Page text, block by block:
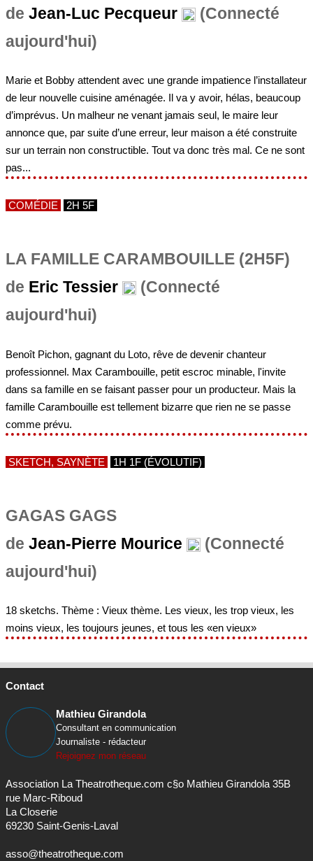
de Jean-Luc Pecqueur
(Connecté
aujourd'hui)
Marie et Bobby attendent avec une grande impatience l’installateur
de leur nouvelle cuisine aménagée. Il va y avoir, hélas, beaucoup
d’imprévus. Un malheur ne venant jamais seul, le maire leur
annonce que, par suite d’une erreur, leur maison a été construite
sur un terrain non constructible. Tout va donc très mal. Ce ne sont
pas...
COMÉDIE 2H 5F
LA FAMILLE CARAMBOUILLE (2H5F)
de Eric Tessier
(Connecté
aujourd'hui)
Benoît Pichon, gagnant du Loto, rêve de devenir chanteur
professionnel. Max Carambouille, petit escroc minable, l'invite
dans sa famille en se faisant passer pour un producteur. Mais la
famille Carambouille est tellement bizarre que rien ne se passe
comme prévu.
SKETCH, SAYNÈTE 1H 1F (ÉVOLUTIF)
GAGAS GAGS
de Jean-Pierre Mourice
(Connecté
aujourd'hui)
18 sketchs. Thème : Vieux thème. Les vieux, les trop vieux, les
moins vieux, les toujours jeunes, et tous les «en vieux»
Contact
Mathieu Girandola
Consultant en communication
Journaliste - rédacteur
Rejoignez mon réseau
Association La Theatrotheque.com c§o Mathieu Girandola 35B
rue Marc-Riboud
La Closerie
69230 Saint-Genis-Laval
asso@theatrotheque.com